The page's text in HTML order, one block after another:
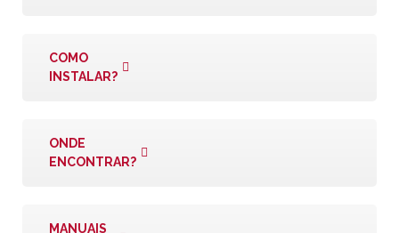
COMO
INSTALAR?
ONDE
ENCONTRAR?
MANUAIS